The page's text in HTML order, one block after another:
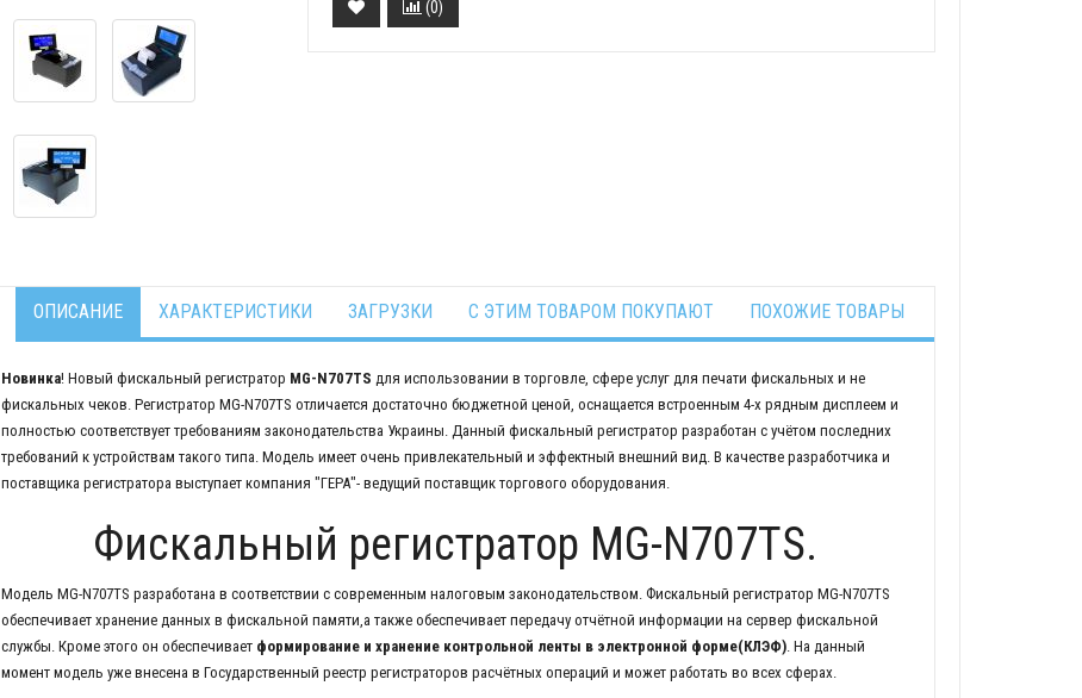
(0)
ОПИСАНИЕ ХАРАКТЕРИСТИКИ ЗАГРУЗКИ С ЭТИМ ТОВАРОМ ПОКУПАЮТ ПОХОЖИЕ ТОВАРЫ
Новинка! Новый фискальный регистратор MG-N707TS для использовании в торговле, сфере услуг для печати фискальных и не
фискальных чеков. Регистратор MG-N707TS отличается достаточно бюджетной ценой, оснащается встроенным 4-х рядным дисплеем и
полностью соответствует требованиям законодательства Украины. Данный фискальный регистратор разработан с учётом последних
требований к устройствам такого типа. Модель имеет очень привлекательный и эффектный внешний вид. В качестве разработчика и
поставщика регистратора выступает компания "ГЕРА"- ведущий поставщик торгового оборудования.
Фискальный регистратор MG-N707TS.
Модель MG-N707TS разработана в соответствии с современным налоговым законодательством. Фискальный регистратор MG-N707TS
обеспечивает хранение данных в фискальной памяти,а также обеспечивает передачу отчётной информации на сервер фискальной
службы. Кроме этого он обеспечивает формирование и хранение контрольной ленты в электронной форме(КЛЭФ). На данный
момент модель уже внесена в Государственный реестр регистраторов расчётных операций и может работать во всех сферах.